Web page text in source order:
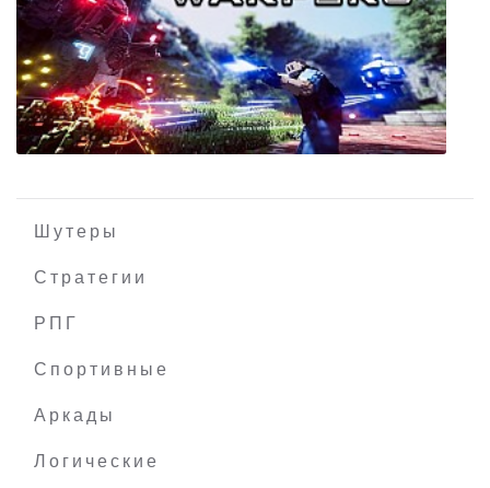
Silent Hill 4: The Room
Шутеры
Стратегии
РПГ
Спортивные
Аркады
Логические